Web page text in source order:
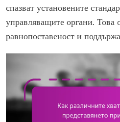
спазват установените
управляващите органи. Това
равнопоставеност и